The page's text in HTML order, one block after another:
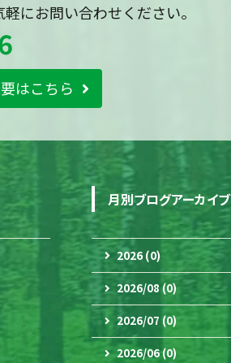
にお問い合わせください。
はこちら
月別ブログアーカイブ
2026 (0)
2026/08 (0)
2026/07 (0)
2026/06 (0)